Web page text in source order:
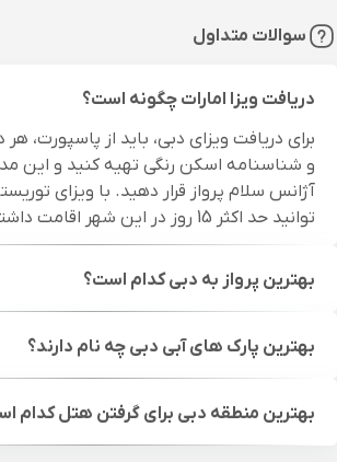
سوالات متداول
دریافت ویزا امارات چگونه است؟
برای دریافت ویزای دبی، باید از پاسپورت،
و شناسنامه اسکن رنگی تهیه کنید و این
آژانس سلام پرواز قرار دهید. با ویزای
توانید حد اکثر 15 روز در این شهر اقامت داشته باشید.
بهترین پرواز به دبی کدام است؟
بهترین پارک های آبی دبی چه نام دارند؟
بهترین منطقه دبی برای گرفتن هتل کدام